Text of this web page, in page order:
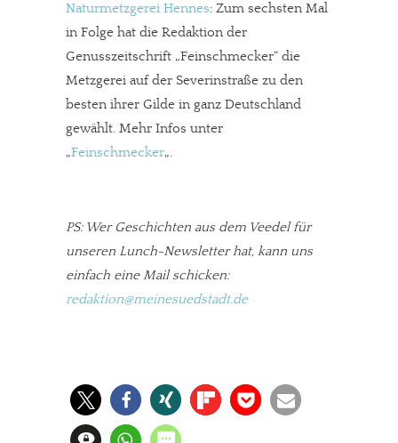
Naturmetzgerei Hennes: Zum sechsten Mal
in Folge hat die Redaktion der
Genusszeitschrift „Feinschmecker“ die
Metzgerei auf der Severinstraße zu den
besten ihrer Gilde in ganz Deutschland
gewählt. Mehr Infos unter
„Feinschmecker„.
PS: Wer Geschichten aus dem Veedel für
unseren Lunch-Newsletter hat, kann uns
einfach eine Mail schicken:
redaktion@meinesuedstadt.de